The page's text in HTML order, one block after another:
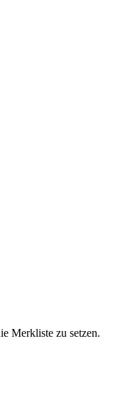
Merkliste zu setzen.